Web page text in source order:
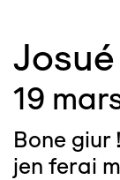
19
Bone giur
jen ferai